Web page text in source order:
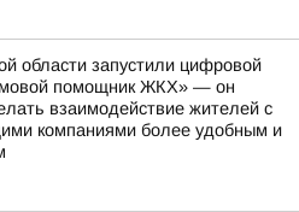
области запустили цифровой
помощник ЖКХ» — он
взаимодействие жителей с
компаниями более удобным и